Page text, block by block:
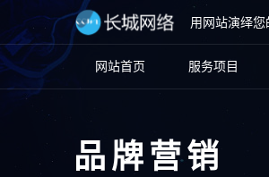
用网站演绎您
网站首页 服务项目
品牌营销